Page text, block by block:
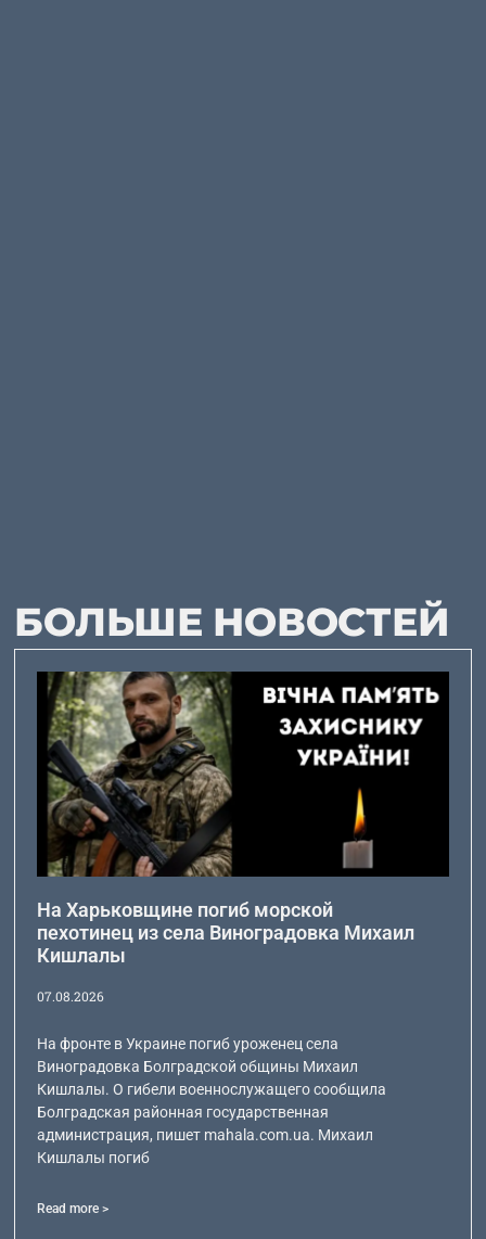
БОЛЬШЕ НОВОСТЕЙ
На Харьковщине погиб морской
пехотинец из села Виноградовка Михаил
Кишлалы
07.08.2026
На фронте в Украине погиб уроженец села
Виноградовка Болградской общины Михаил
Кишлалы. О гибели военнослужащего сообщила
Болградская районная государственная
администрация, пишет mahala.com.ua. Михаил
Кишлалы погиб
Read more >